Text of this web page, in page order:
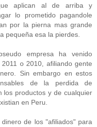
aplican al de arriba y
lo prometido pagandole
por la pierna mas grande
pequeña esa la pierdes.
empresa ha venido
o 2010, afiliando gente
Sin embargo en estos
de la perdida de
los productos y de cualquier
en Peru.
de los "afiliados" para